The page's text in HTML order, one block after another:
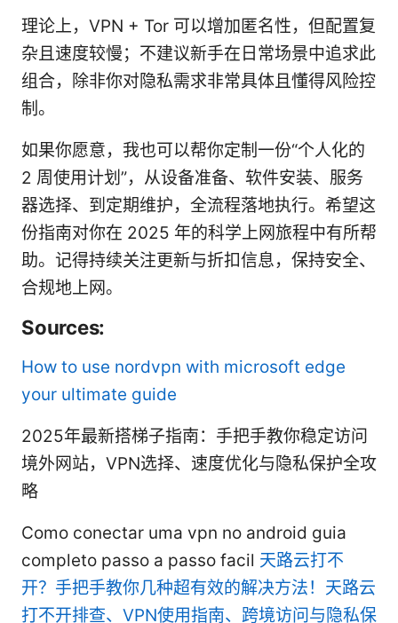
理论上，VPN + Tor 可以增加匿名性，但配置复
杂且速度较慢；不建议新手在日常场景中追求此
组合，除非你对隐私需求非常具体且懂得风险控
制。
如果你愿意，我也可以帮你定制一份“个人化的
2 周使用计划”，从设备准备、软件安装、服务
器选择、到定期维护，全流程落地执行。希望这
份指南对你在 2025 年的科学上网旅程中有所帮
助。记得持续关注更新与折扣信息，保持安全、
合规地上网。
Sources:
How to use nordvpn with microsoft edge
your ultimate guide
2025年最新搭梯子指南：手把手教你稳定访问
境外网站，VPN选择、速度优化与隐私保护全攻
略
Como conectar uma vpn no android guia
completo passo a passo facil 天路云打不
开？手把手教你几种超有效的解决方法！天路云
打不开排查、VPN使用指南、跨境访问与隐私保